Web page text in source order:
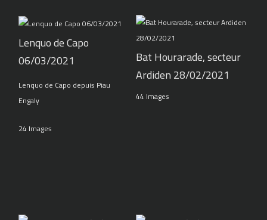
Lenquo de Capo
06/03/2021
Lenquo de Capo depuis Piau
Engaly
24 Images
Bat Hourarade, secteur
Ardiden 28/02/2021
44 Images